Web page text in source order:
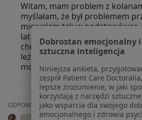
Witam, mam problem z
myślałam, że był problemem
miewałam tak w
lat i dziś znów się to
chciałam bardzo szybko
leżącej, poczułam ukłucie w
mogłam wyprostować nogi.
ODPOWIEDŹ LEKARZA:
Dobrostan emocjonalny i
sztuczna inteligencja
Niniejsza ankieta,
zespół Patient Care
lepsze zrozumienie, w jaki
korzystają z narzędzi
jako wsparcia dla swojego
emocjonalnego i zdrowia